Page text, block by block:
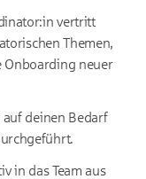
vertritt
Themen,
Onboarding neuer
deinen Bedarf
in das Team aus